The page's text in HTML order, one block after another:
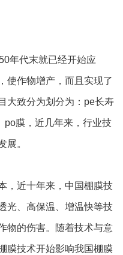
年代末就已经开始应
使作物增产，而且实现了
大致分为划分为：pe长寿
po膜，近几年来，行业技
展。
，近十年来，中国棚膜技
光、高保温、增温快等技
物的伤害。随着技术与意
膜技术开始影响我国棚膜